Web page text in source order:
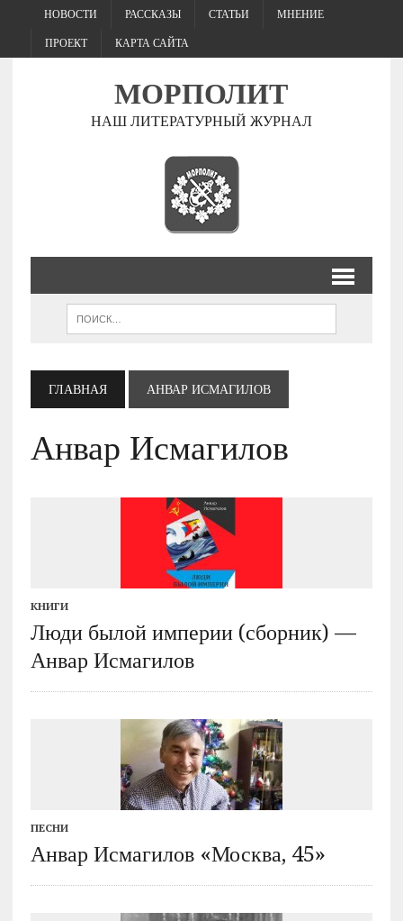
НОВОСТИ РАССКАЗЫ СТАТЬИ МНЕНИЕ
ПРОЕКТ КАРТА САЙТА
МОРПОЛИТ
НАШ ЛИТЕРАТУРНЫЙ ЖУРНАЛ
ГЛАВНАЯ АНВАР ИСМАГИЛОВ
Анвар Исмагилов
КНИГИ
Люди былой империи (сборник) —
Анвар Исмагилов
ПЕСНИ
Анвар Исмагилов «Москва, 45»